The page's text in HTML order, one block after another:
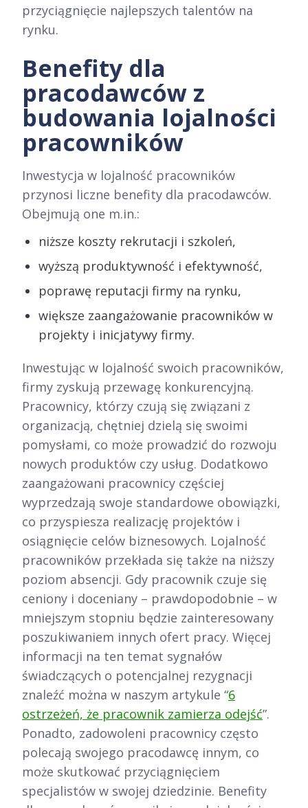
przyciągnięcie najlepszych talentów na
rynku.
Benefity dla
pracodawców z
budowania lojalności
pracowników
Inwestycja w lojalność pracowników
przynosi liczne benefity dla pracodawców.
Obejmują one m.in.:
niższe koszty rekrutacji i szkoleń,
wyższą produktywność i efektywność,
poprawę reputacji firmy na rynku,
większe zaangażowanie pracowników w
projekty i inicjatywy firmy.
Inwestując w lojalność swoich pracowników,
firmy zyskują przewagę konkurencyjną.
Pracownicy, którzy czują się związani z
organizacją, chętniej dzielą się swoimi
pomysłami, co może prowadzić do rozwoju
nowych produktów czy usług. Dodatkowo
zaangażowani pracownicy częściej
wyprzedzają swoje standardowe obowiązki,
co przyspiesza realizację projektów i
osiągnięcie celów biznesowych. Lojalność
pracowników przekłada się także na niższy
poziom absencji. Gdy pracownik czuje się
ceniony i doceniany – prawdopodobnie – w
mniejszym stopniu będzie zainteresowany
poszukiwaniem innych ofert pracy. Więcej
informacji na ten temat sygnałów
świadczących o potencjalnej rezygnacji
znaleźć można w naszym artykule “6
ostrzeżeń, że pracownik zamierza odejść”.
Ponadto, zadowoleni pracownicy często
polecają swojego pracodawcę innym, co
może skutkować przyciągnięciem
specjalistów w swojej dziedzinie. Benefity